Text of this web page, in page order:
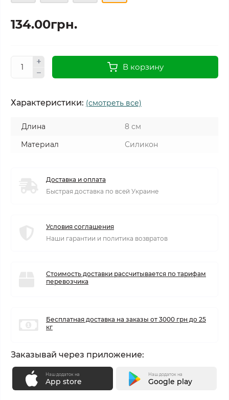
134.00грн.
В корзину
Характеристики: (смотреть все)
Длина
8 см
Материал
Силикон
Доставка и оплата
Быстрая доставка по всей Украине
Условия соглашения
Наши гарантии и политика возвратов
Стоимость доставки рассчитывается по тарифам
перевозчика
Бесплатная доставка на заказы от 3000 грн до 25
кг
Заказывай через приложение:
Наш додаток на
App store
Наш додаток на
Google play